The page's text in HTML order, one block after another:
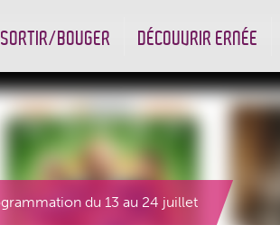
SORTIR/BOUGER DÉCOUVRIR ERNÉE
du 13 au 24 juillet